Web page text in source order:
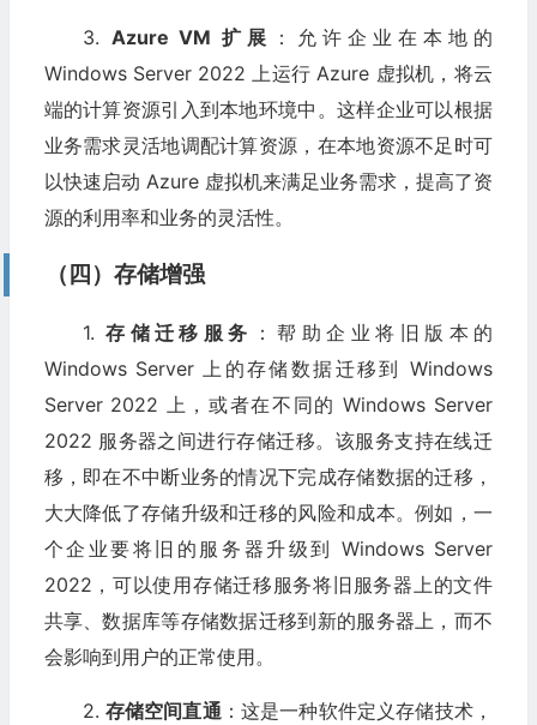
3. Azure VM 扩展 ：允许企业在本地的
Windows Server 2022 上运行 Azure 虚拟机，将云
端的计算资源引入到本地环境中。这样企业可以根据
业务需求灵活地调配计算资源，在本地资源不足时可
以快速启动 Azure 虚拟机来满足业务需求，提高了资
源的利用率和业务的灵活性。
（四）存储增强
1.存储迁移服务 ：帮助企业将旧版本的
Windows Server 上的存储数据迁移到 Windows
Server 2022 上，或者在不同的 Windows Server
2022 服务器之间进行存储迁移。该服务支持在线迁
移，即在不中断业务的情况下完成存储数据的迁移，
大大降低了存储升级和迁移的风险和成本。例如，一
个企业要将旧的服务器升级到 Windows Server
2022，可以使用存储迁移服务将旧服务器上的文件
共享、数据库等存储数据迁移到新的服务器上，而不
会影响到用户的正常使用。
2. 存储空间直通：这是一种软件定义存储技术，